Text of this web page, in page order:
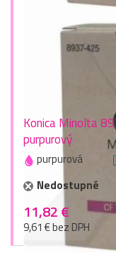
Konica Minolta
purpurový
purpurová
Nedostupné
11,82 €
9,61 € bez DPH